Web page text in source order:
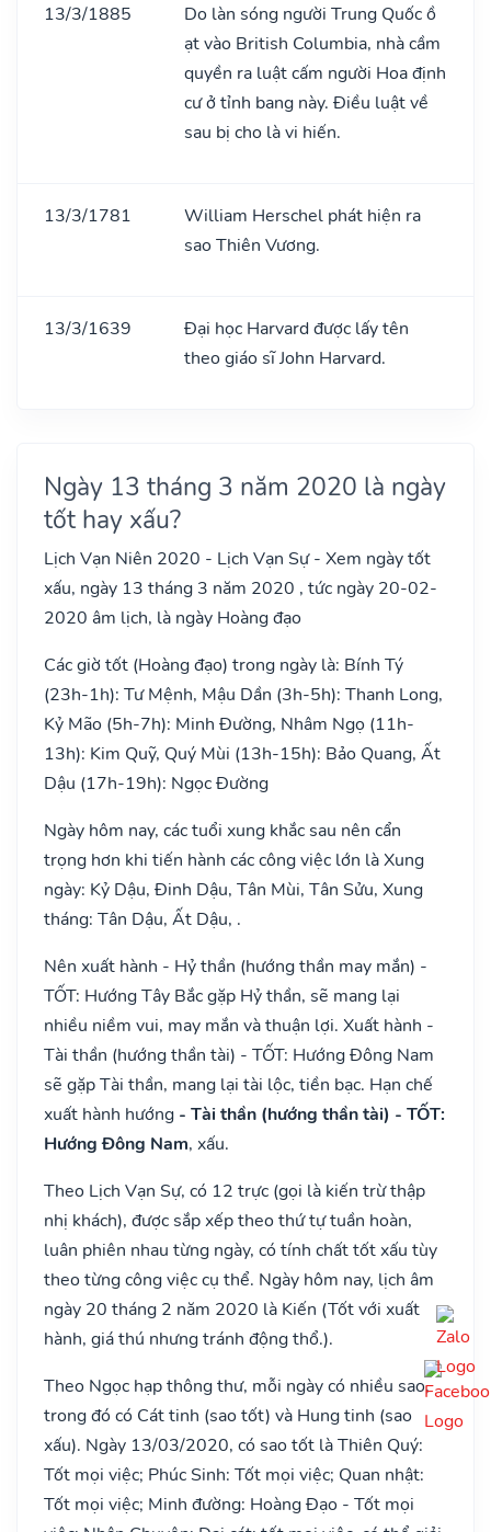
13/3/1885
Do làn sóng người Trung Quốc ồ
ạt vào British Columbia, nhà cầm
quyền ra luật cấm người Hoa định
cư ở tỉnh bang này. Điều luật về
sau bị cho là vi hiến.
13/3/1781
William Herschel phát hiện ra
sao Thiên Vương.
13/3/1639
Đại học Harvard được lấy tên
theo giáo sĩ John Harvard.
Ngày 13 tháng 3 năm 2020 là ngày
tốt hay xấu?
Lịch Vạn Niên 2020 - Lịch Vạn Sự - Xem ngày tốt
xấu, ngày 13 tháng 3 năm 2020 , tức ngày 20-02-
2020 âm lịch, là ngày Hoàng đạo
Các giờ tốt (Hoàng đạo) trong ngày là: Bính Tý
(23h-1h): Tư Mệnh, Mậu Dần (3h-5h): Thanh Long,
Kỷ Mão (5h-7h): Minh Đường, Nhâm Ngọ (11h-
13h): Kim Quỹ, Quý Mùi (13h-15h): Bảo Quang, Ất
Dậu (17h-19h): Ngọc Đường
Ngày hôm nay, các tuổi xung khắc sau nên cẩn
trọng hơn khi tiến hành các công việc lớn là Xung
ngày: Kỷ Dậu, Đinh Dậu, Tân Mùi, Tân Sửu, Xung
tháng: Tân Dậu, Ất Dậu, .
Nên xuất hành - Hỷ thần (hướng thần may mắn) -
TỐT: Hướng Tây Bắc gặp Hỷ thần, sẽ mang lại
nhiều niềm vui, may mắn và thuận lợi. Xuất hành -
Tài thần (hướng thần tài) - TỐT: Hướng Đông Nam
sẽ gặp Tài thần, mang lại tài lộc, tiền bạc. Hạn chế
xuất hành hướng - Tài thần (hướng thần tài) - TỐT:
Hướng Đông Nam, xấu.
Theo Lịch Vạn Sự, có 12 trực (gọi là kiến trừ thập
nhị khách), được sắp xếp theo thứ tự tuần hoàn,
luân phiên nhau từng ngày, có tính chất tốt xấu tùy
theo từng công việc cụ thể. Ngày hôm nay, lịch âm
ngày 20 tháng 2 năm 2020 là Kiến (Tốt với xuất
hành, giá thú nhưng tránh động thổ.).
Theo Ngọc hạp thông thư, mỗi ngày có nhiều sao,
trong đó có Cát tinh (sao tốt) và Hung tinh (sao
xấu). Ngày 13/03/2020, có sao tốt là Thiên Quý:
Tốt mọi việc; Phúc Sinh: Tốt mọi việc; Quan nhật:
Tốt mọi việc; Minh đường: Hoàng Đạo - Tốt mọi